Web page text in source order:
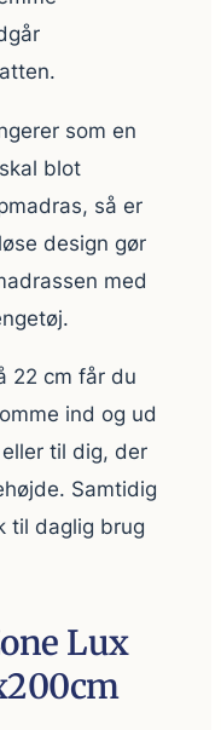
som en
blot
så er
design gør
med
22 cm får du
ind og ud
til dig, der
Samtidig
til daglig brug
Lux